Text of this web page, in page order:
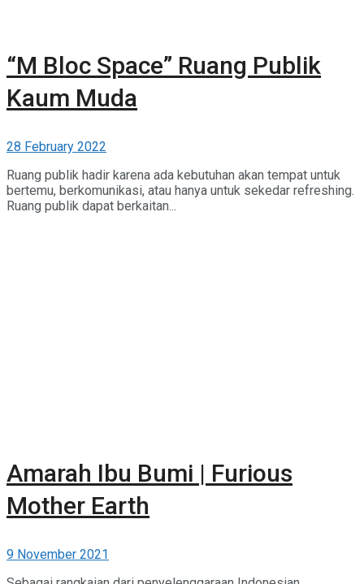
“M Bloc Space” Ruang Publik
Kaum Muda
28 February 2022
Ruang publik hadir karena ada kebutuhan akan tempat untuk
bertemu, berkomunikasi, atau hanya untuk sekedar refreshing.
Ruang publik dapat berkaitan...
Amarah Ibu Bumi | Furious
Mother Earth
9 November 2021